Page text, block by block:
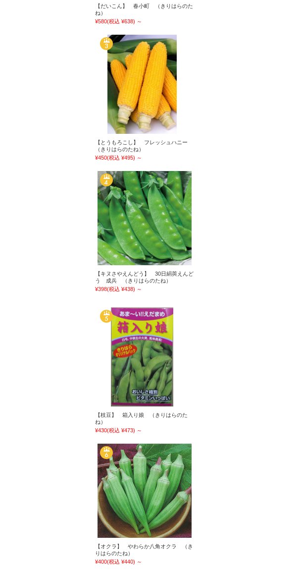
【だいこん】 春小町 （きりはらのた
ね）
¥580(税込 ¥638) ～
【とうもろこし】 フレッシュハニー
（きりはらのたね）
¥450(税込 ¥495) ～
【キヌさやえんどう】 30日絹莢えんど
う 成兵 （きりはらのたね）
¥398(税込 ¥438) ～
【枝豆】 箱入り娘 （きりはらのた
ね）
¥430(税込 ¥473) ～
【オクラ】 やわらか八角オクラ （き
りはらのたね）
¥400(税込 ¥440) ～